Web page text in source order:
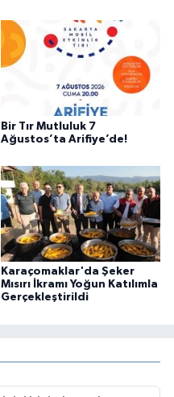
Bir Tır Mutluluk 7
Ağustos’ta Arifiye’de!
Karaçomaklar'da Şeker
Mısırı İkramı Yoğun Katılımla
Gerçekleştirildi